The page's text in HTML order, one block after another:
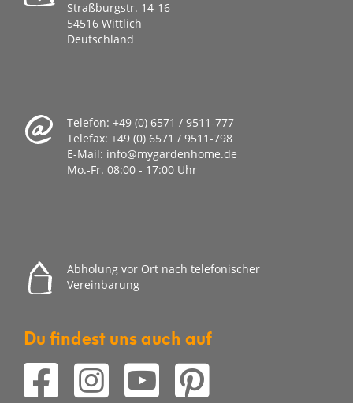
Straßburgstr. 14-16
54516 Wittlich
Deutschland
Telefon: +49 (0) 6571 / 9511-777
Telefax: +49 (0) 6571 / 9511-798
E-Mail: info@mygardenhome.de
Mo.-Fr. 08:00 - 17:00 Uhr
Abholung vor Ort nach telefonischer
Vereinbarung
Du findest uns auch auf